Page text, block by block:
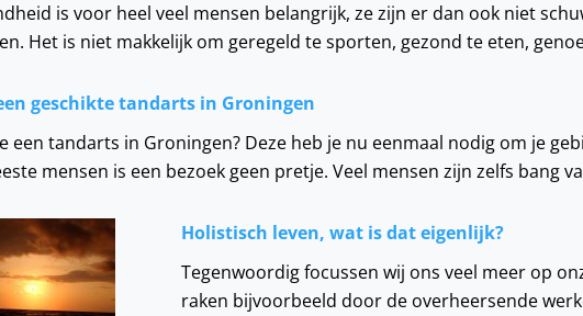
is voor heel veel mensen belangrijk, ze zijn er dan ook niet
Het is niet makkelijk om geregeld te sporten, gezond te eten,
geschikte tandarts in Groningen
een tandarts in Groningen? Deze heb je nu eenmaal nodig om je
mensen is een bezoek geen pretje. Veel mensen zijn zelfs bang
Holistisch leven, wat is dat eigenlijk?
Tegenwoordig focussen wij ons veel meer op
raken bijvoorbeeld door de overheersende